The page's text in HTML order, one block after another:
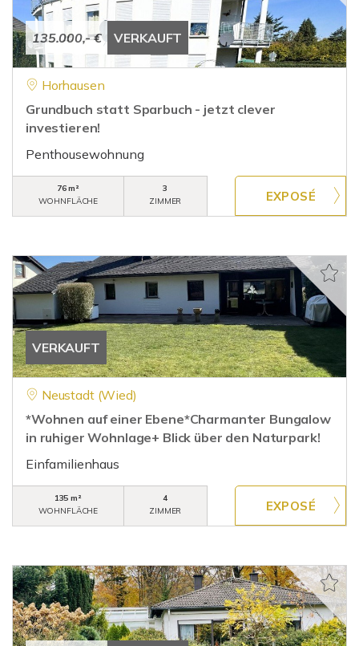
135.000,- € VERKAUFT
Horhausen
Grundbuch statt Sparbuch - jetzt clever
investieren!
Penthousewohnung
76 m²
WOHNFLÄCHE
3
ZIMMER
VERKAUFT
Neustadt (Wied)
*Wohnen auf einer Ebene*Charmanter Bungalow
in ruhiger Wohnlage+ Blick über den Naturpark!
Einfamilienhaus
135 m²
WOHNFLÄCHE
4
ZIMMER